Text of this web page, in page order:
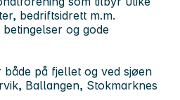
bedriftsidrett m.m.
og gode
på fjellet og ved sjøen
Ballangen, Stokmarknes